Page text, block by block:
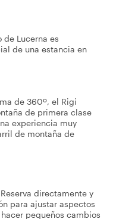
de Lucerna es
de una estancia en
de 360º, el Rigi
de primera clase
experiencia muy
de montaña de
directamente y
para ajustar aspectos
pequeños cambios